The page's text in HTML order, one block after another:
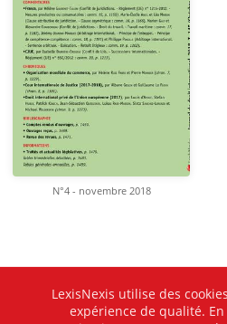
N°4 - novembre 2018
LexisNexis utilise des
expérience de qualité.